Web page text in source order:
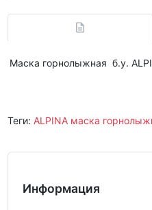
Mаска горнолыжная б.у.
Теги: ALPINA маска
Информация